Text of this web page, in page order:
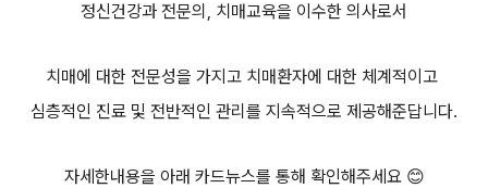
정신건강과 전문의, 치매교육을 이수한 의사로서
치매에 대한 전문성을 가지고 치매환자에 대한 체계적이고
심층적인 진료 및 전반적인 관리를 지속적으로 제공해준답니다.
자세한내용을 아래 카드뉴스를 통해 확인해주세요 😊